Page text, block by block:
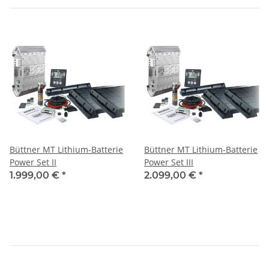
Büttner MT Lithium-Batterie
Power Set II
1.999,00 € *
Büttner MT Lithium-Batterie
Power Set III
2.099,00 € *